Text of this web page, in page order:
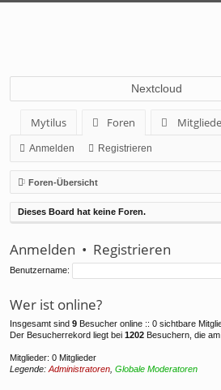
Nextcloud
Mytilus Foren
Anmelden Registrieren
Foren-Übersicht
Dieses Board hat keine Foren.
Anmelden • Registrieren
Benutzername:
Wer ist online?
Insgesamt sind 9 Besucher online :: 0 sichtbare
Der Besucherrekord liegt bei 1202 Besuchern, die
Mitglieder: 0 Mitglieder
Legende: Administratoren Globale Moderatoren